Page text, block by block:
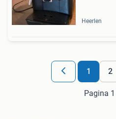
Heerlen
1 2
Pagina